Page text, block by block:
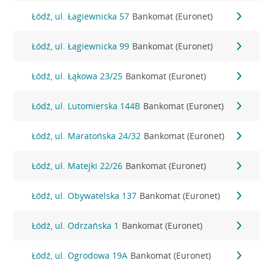
Łódź, ul. Łagiewnicka 57 Bankomat (Euronet)
Łódź, ul. Łagiewnicka 99 Bankomat (Euronet)
Łódź, ul. Łąkowa 23/25 Bankomat (Euronet)
Łódź, ul. Lutomierska 144B Bankomat (Euronet)
Łódź, ul. Maratońska 24/32 Bankomat (Euronet)
Łódź, ul. Matejki 22/26 Bankomat (Euronet)
Łódź, ul. Obywatelska 137 Bankomat (Euronet)
Łódź, ul. Odrzańska 1 Bankomat (Euronet)
Łódź, ul. Ogrodowa 19A Bankomat (Euronet)